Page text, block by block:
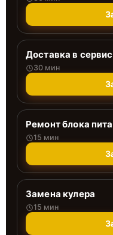
Доставка в
30 мин
Ремонт блока
15 мин
Замена кулера
15 мин